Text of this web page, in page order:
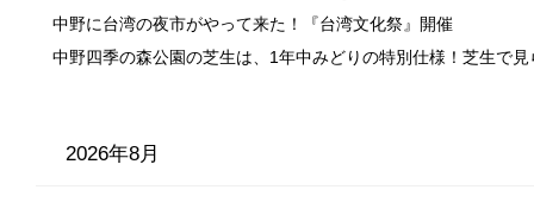
中野に台湾の夜市がやって来た！『台湾文化祭』開催
中野四季の森公園の芝生は、1年中みどりの特別仕様！芝生で
2026年8月